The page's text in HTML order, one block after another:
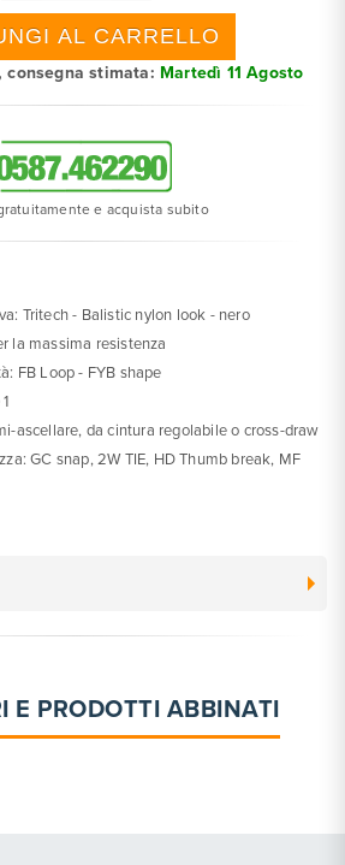
consegna stimata: Martedì 11 Agosto
e acquista subito
Tritech - Balistic nylon look - nero
la massima resistenza
FB Loop - FYB shape
ascellare, da cintura regolabile o cross-draw
GC snap, 2W TIE, HD Thumb break, MF
E PRODOTTI ABBINATI